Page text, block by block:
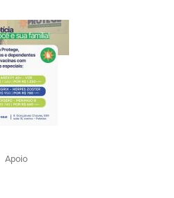
Apoio